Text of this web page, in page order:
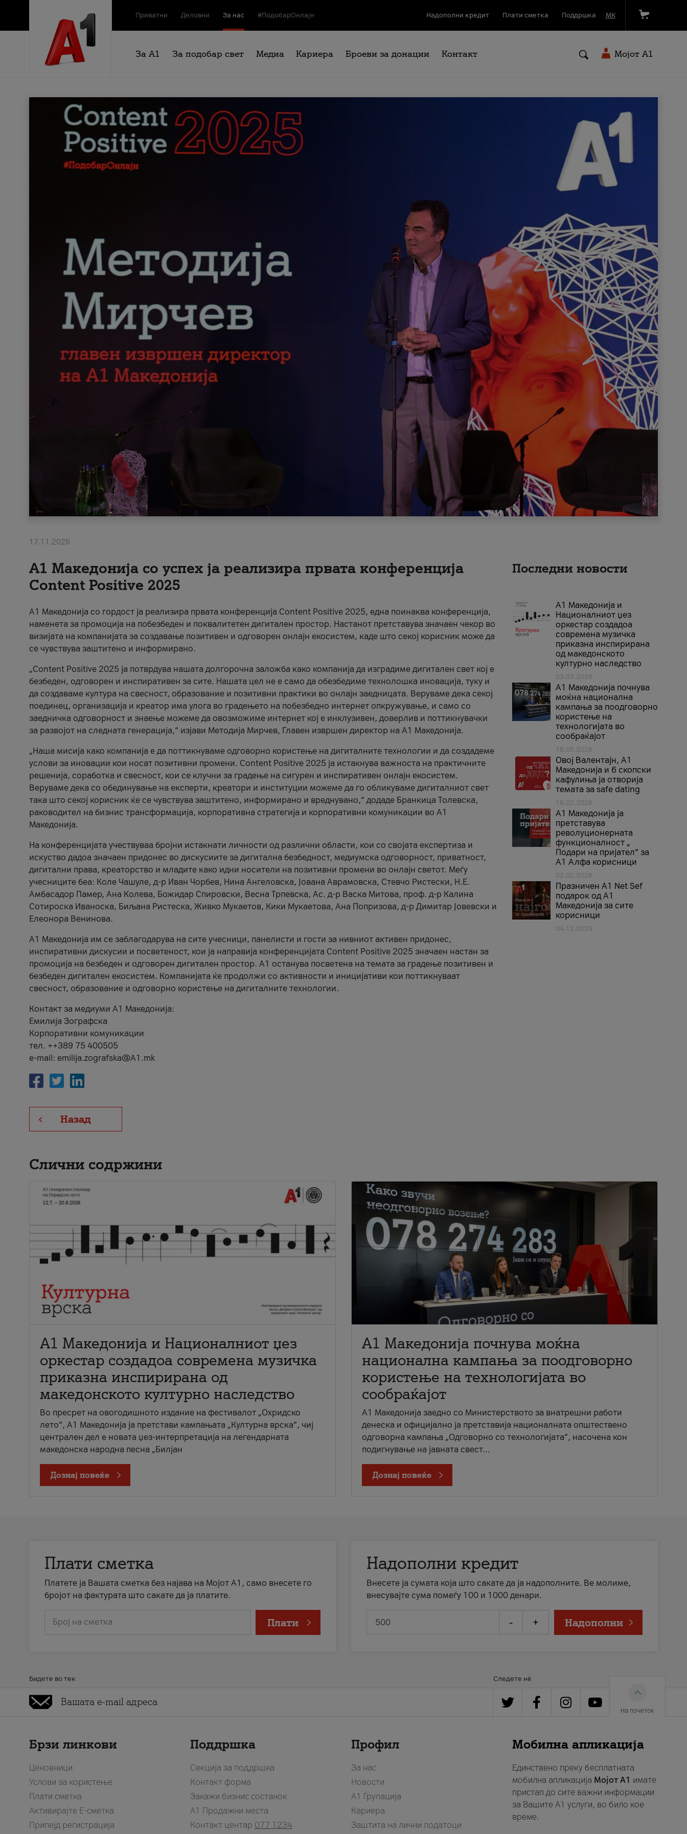
Приватни Деловни За нас #ПодобарОнлајн Надополни кредит Плати сметка Поддршка МК
За А1 За подобар свет Медиа Кариера Броеви за донации Контакт Мојот A1
17.11.2025
А1 Македонија со успех ја реализира првата конференција
Content Positive 2025
А1 Македонија со гордост ја реализира првата конференција Content Positive 2025, една поинаква конференција,
наменета за промоција на побезбеден и поквалитетен дигитален простор. Настанот претставува значаен чекор во
визијата на компанијата за создавање позитивен и одговорен онлајн екосистем, каде што секој корисник може да
се чувствува заштитено и информирано.
„Content Positive 2025 ја потврдува нашата долгорочна заложба како компанија да изградиме дигитален свет кој е
безбеден, одговорен и инспиративен за сите. Нашата цел не е само да обезбедиме технолошка иновација, туку и
да создаваме култура на свесност, образование и позитивни практики во онлајн заедницата. Веруваме дека секој
поединец, организација и креатор има улога во градењето на побезбедно интернет опкружување, и само со
заедничка одговорност и знаење можеме да овозможиме интернет кој е инклузивен, доверлив и поттикнувачки
за развојот на следната генерација,“ изјави Методија Мирчев, Главен извршен директор на А1 Македонија.
„Наша мисија како компанија е да поттикнуваме одговорно користење на дигиталните технологии и да создадеме
услови за иновации кои носат позитивни промени. Content Positive 2025 ја истакнува важноста на практичните
решенија, соработка и свесност, кои се клучни за градење на сигурен и инспиративен онлајн екосистем.
Веруваме дека со обединување на експерти, креатори и институции можеме да го обликуваме дигиталниот свет
така што секој корисник ќе се чувствува заштитено, информирано и вреднувано,“ додаде Бранкица Толевска,
раководител на бизнис трансформација, корпоративна стратегија и корпоративни комуникации во А1
Македонија.
На конференцијата учествуваа бројни истакнати личности од различни области, кои со својата експертиза и
искуство дадоа значаен придонес во дискусиите за дигитална безбедност, медиумска одговорност, приватност,
дигитални права, креаторство и младите како идни носители на позитивни промени во онлајн светот. Меѓу
учесниците беа: Коле Чашуле, д-р Иван Чорбев, Нина Ангеловска, Јована Аврамовска, Стевчо Ристески, Н.Е.
Амбасадор Памер, Ана Колева, Божидар Спировски, Весна Трпевска, Ас. д-р Васка Митова, проф. д-р Калина
Сотироска Иваноска, Биљана Ристеска, Живко Мукаетов, Кики Мукаетова, Ана Попризова, д-р Димитар Јовевски и
Елеонора Венинова.
А1 Македонија им се заблагодарува на сите учесници, панелисти и гости за нивниот активен придонес,
инспиративни дискусии и посветеност, кои ја направија конференцијата Content Positive 2025 значаен настан за
промоција на безбеден и одговорен дигитален простор. А1 останува посветена на темата за градење позитивен и
безбеден дигитален екосистем. Компанијата ќе продолжи со активности и иницијативи кои поттикнуваат
свесност, образование и одговорно користење на дигиталните технологии.
Контакт за медиуми А1 Македонија:
Емилија Зографска
Корпоративни комуникации
тел. ++389 75 400505
e-mail: emilija.zografska@A1.mk
Назад
Последни новости
А1 Македонија и
Националниот џез
оркестар создадоа
современа музичка
приказна инспирирана
од македонското
културно наследство
03.07.2026
A1 Македонија почнува
моќна национална
кампања за поодговорно
користење на
технологијата во
сообраќајот
18.05.2026
Овој Валентајн, A1
Македонија и 6 скопски
кафулиња ја отворија
темата за safe dating
16.02.2026
А1 Македонија ја
претставува
револуционерната
функционалност „
Подари на пријател“ за
А1 Алфа корисници
02.02.2026
Празничен A1 Net Sеf
подарок од А1
Македонија за сите
корисници
04.12.2025
Слични содржини
А1 Македонија и Националниот џез
оркестар создадоа современа музичка
приказна инспирирана од
македонското културно наследство
Во пресрет на овогодишното издание на фестивалот „Охридско
лето“, А1 Македонија ја претстави кампањата „Културна врска“, чиј
централен дел е новата џез-интерпретација на легендарната
македонска народна песна „Билјан
Дознај повеќе
A1 Македонија почнува моќна
национална кампања за поодговорно
користење на технологијата во
сообраќајот
A1 Македонија заедно со Министерството за внатрешни работи
денеска и официјално ја претставија националната општествено
одговорна кампања „Одговорно со технологијата“, насочена кон
подигнување на јавната свест...
Дознај повеќе
Плати сметка
Платете ја Вашата сметка без најава на Мојот А1, само внесете го
бројот на фактурата што сакате да ја платите.
Број на сметка Плати
Надополни кредит
Внесете ја сумата која што сакате да ја надополните. Ве молиме,
внесувајте сума помеѓу 100 и 1000 денари.
- + Надополни
Бидете во тек Следете нè
На почеток
Брзи линкови
Ценовници
Услови за користење
Плати сметка
Активирајте Е-сметка
Припејд регистрација
Поддршка
Секција за поддршка
Контакт форма
Закажи бизнис состанок
A1 Продажни места
Контакт центар 077 1234
Профил
За нас
Новости
А1 Групација
Кариера
Заштита на лични податоци
Мобилна апликација
Единствено преку бесплатната
мобилна апликација Мојот A1 имате
пристап до сите важни информации
за Вашите A1 услуги, во било кое
време.